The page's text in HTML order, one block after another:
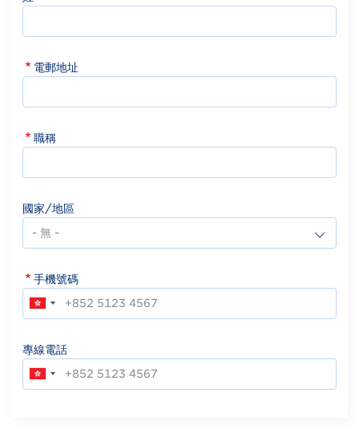
電郵地址
職稱
國家/地區
手機號碼
專線電話